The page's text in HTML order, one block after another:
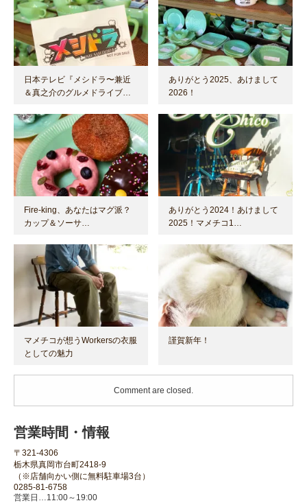
日本テレビ『メシドラ〜兼近
＆真之介のグルメドライブ…
ありがとう2025、あけまして
2026！
Fire-king、あなたはマグ派？
カップ＆ソーサ…
ありがとう2024！あけまして
2025！マメチコ1…
マメチコが想うWorkersの衣服
としての魅力
謹賀新年！
Comment are closed.
営業時間・情報
〒321-4306
栃木県真岡市台町2418-9
（※店舗向かい側に無料駐車場3台）
0285-81-6758
営業日…11:00～19:00